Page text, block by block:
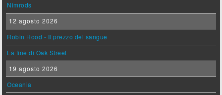
Nimrods
12 agosto 2026
Robin Hood - Il prezzo del sangue
La fine di Oak Street
19 agosto 2026
Oceania